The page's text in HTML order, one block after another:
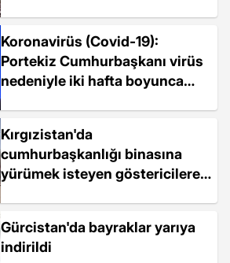
Koronavirüs (Covid-19):
Portekiz Cumhurbaşkanı virüs
nedeniyle iki hafta boyunca
Kırgızistan'da
cumhurbaşkanlığı binasına
yürümek isteyen göstericilere
Gürcistan'da bayraklar yarıya
indirildi